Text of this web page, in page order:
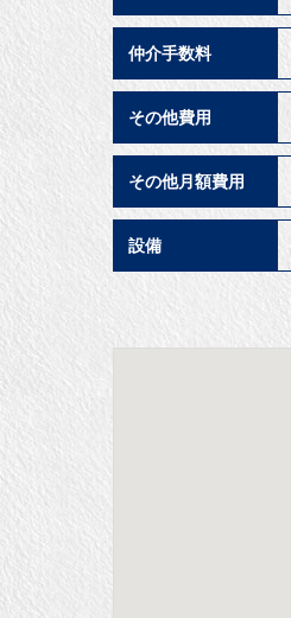
仲介手数料
その他費用
その他月額費用
設備